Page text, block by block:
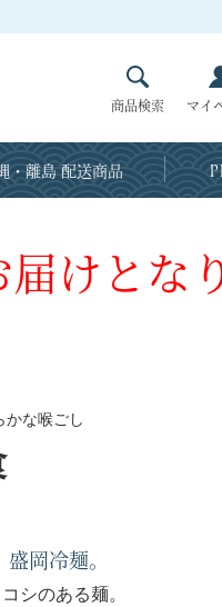
商品検索 マイ
・離島 配送商品
けとなり
かな喉ごし
岡冷麺。
シのある麺。